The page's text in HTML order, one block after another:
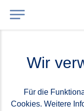
Wir
Für die
Cookies. Weitere